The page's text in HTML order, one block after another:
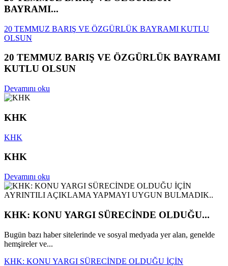
BAYRAMI...
20 TEMMUZ BARIŞ VE ÖZGÜRLÜK BAYRAMI KUTLU
OLSUN
20 TEMMUZ BARIŞ VE ÖZGÜRLÜK BAYRAMI
KUTLU OLSUN
Devamını oku
KHK
KHK
KHK
Devamını oku
KHK: KONU YARGI SÜRECİNDE OLDUĞU...
Bugün bazı haber sitelerinde ve sosyal medyada yer alan, genelde
hemşireler ve...
KHK: KONU YARGI SÜRECİNDE OLDUĞU İÇİN